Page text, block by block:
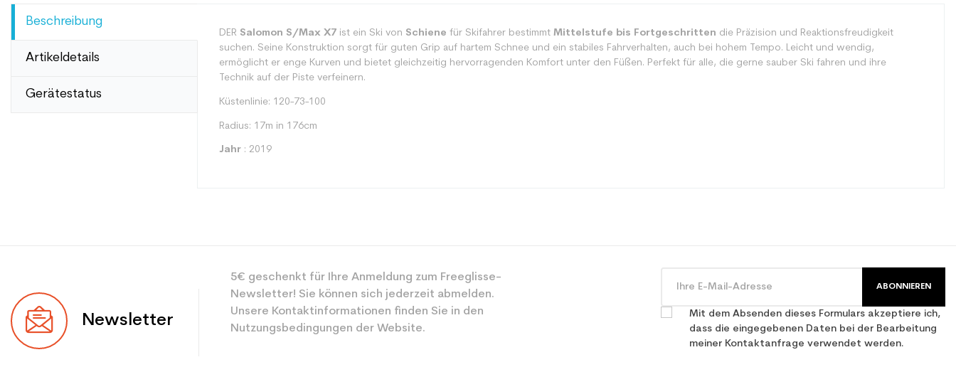
Beschreibung
Artikeldetails
Gerätestatus
DER Salomon S/Max X7ist ein Ski von Schiene für Skifahrer bestimmt Mittelstufe bis Fortgeschritten die Präzision und Reaktionsfreudigkeit
suchen. Seine Konstruktion sorgt für guten Grip auf hartem Schnee und ein stabiles Fahrverhalten, auch bei hohem Tempo. Leicht und wendig,
ermöglicht er enge Kurven und bietet gleichzeitig hervorragenden Komfort unter den Füßen. Perfekt für alle, die gerne sauber Ski fahren und ihre
Technik auf der Piste verfeinern.
Küstenlinie: 120-73-100
Radius: 17m in 176cm
Jahr: 2019
Benutzer
Ebene
Newsletter
5€ geschenkt für Ihre Anmeldung zum Freeglisse-
Newsletter! Sie können sich jederzeit abmelden.
Unsere Kontaktinformationen finden Sie in den
Nutzungsbedingungen der Website.
ABONNIEREN
Mit dem Absenden dieses Formulars akzeptiere ich,
dass die eingegebenen Daten bei der Bearbeitung
meiner Kontaktanfrage verwendet werden.